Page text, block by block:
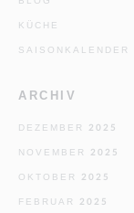
KÜCHE
SAISONKALENDER
ARCHIV
DEZEMBER 2025
NOVEMBER 2025
OKTOBER 2025
FEBRUAR 2025